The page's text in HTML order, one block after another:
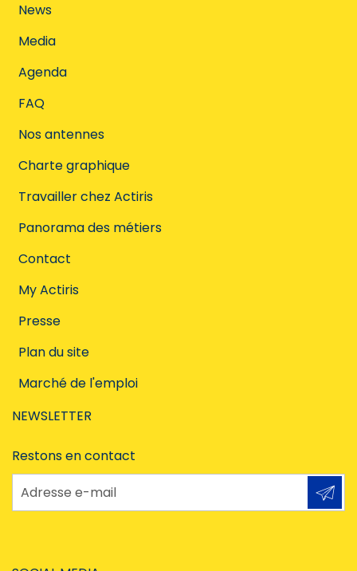
News
Media
Agenda
FAQ
Nos antennes
Charte graphique
Travailler chez Actiris
Panorama des métiers
Contact
My Actiris
Presse
Plan du site
Marché de l'emploi
NEWSLETTER
Restons en contact
Adresse e-mail